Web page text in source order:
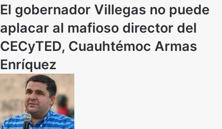
El gobernador Villegas no puede
aplacar al mafioso director del
CECyTED, Cuauhtémoc Armas
Enríquez